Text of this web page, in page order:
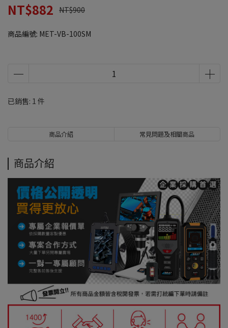
NT$882 NT$900
商品編號: MET-VB-100SM
已銷售: 1 件
商品介紹 常見問題及相關商品
商品介紹